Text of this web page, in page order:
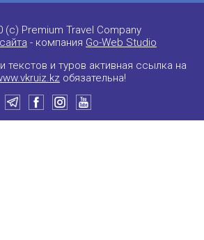
(c) Premium Travel Company
- компания Go-Web Studio
текстов и туров активная ссылка на
обязательна!